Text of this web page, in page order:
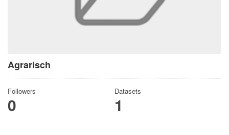
Agrarisch
Followers
0
Datasets
1